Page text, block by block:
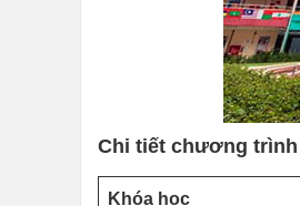
Chi tiết chương trình
Khóa học